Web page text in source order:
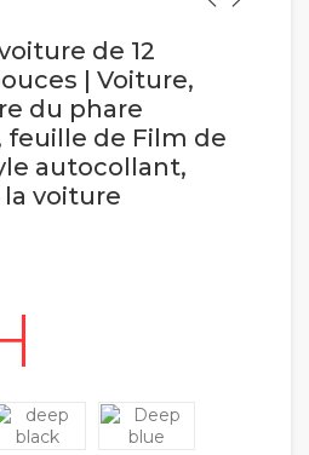
de 12
| Voiture,
du phare
de Film de
autocollant,
voiture